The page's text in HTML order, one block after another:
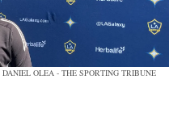
DANIEL OLEA - THE SPORTING TRIBUNE